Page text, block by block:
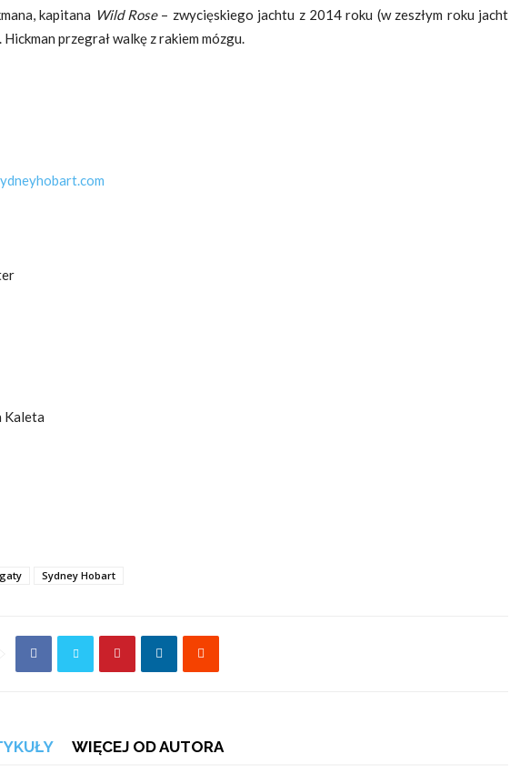
kapitana Wild Rose– zwycięskiego jachtu z 2014 roku (w zeszłym roku jacht
przegrał walkę z rakiem mózgu.
Kaleta
Sydney Hobart
WIĘCEJ OD AUTORA